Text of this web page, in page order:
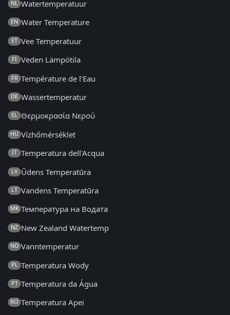
NL Watertemperatuur
EN Water Temperature
ET Vee Temperatuur
FI Veden Lämpötila
FR Température de l'Eau
DE Wassertemperatur
EL Θερμοκρασία Νερού
HU Vízhőmérséklet
IT Temperatura dell'Acqua
LV Ūdens Temperatūra
LT Vandens Temperatūra
MK Температура на Водата
NZ New Zealand Watertemp
NO Vanntemperatur
PL Temperatura Wody
PT Temperatura da Água
RO Temperatura Apei